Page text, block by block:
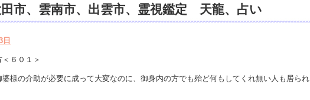
田市、雲南市、出雲市、霊視鑑定 天龍、占い
日
６０１＞
様の介助が必要に成って大変なのに、御身内の方でも殆ど何もしてくれ無い人も居られ